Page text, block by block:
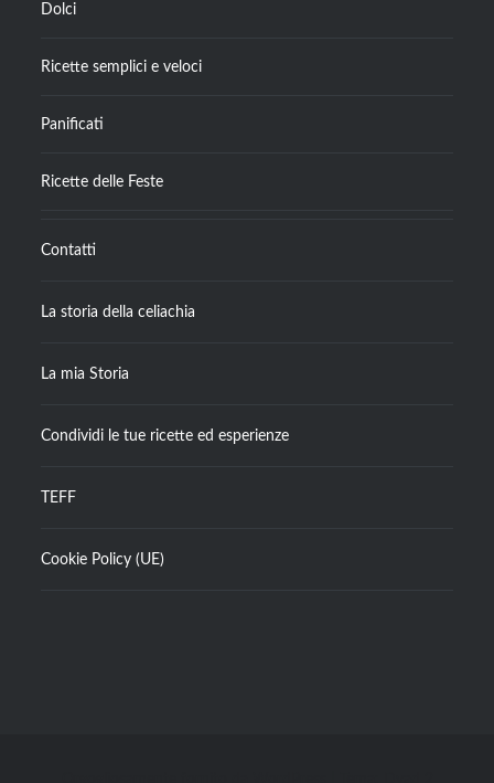
Dolci
Ricette semplici e veloci
Panificati
Ricette delle Feste
Contatti
La storia della celiachia
La mia Storia
Condividi le tue ricette ed esperienze
TEFF
Cookie Policy (UE)